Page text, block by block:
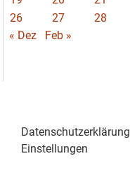
26
27 28
« Dez
Feb »
Datenschutzerklärung
Einstellungen